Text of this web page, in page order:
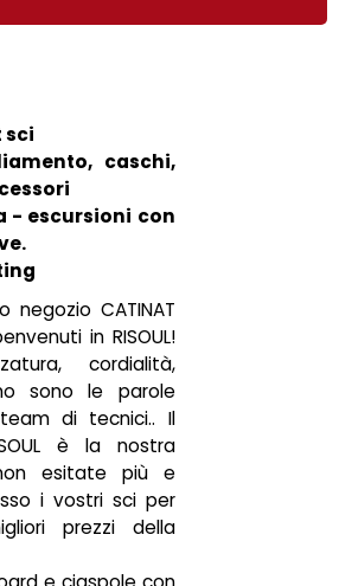
sci
caschi,
- escursioni con
negozio CATINAT
in RISOUL!
cordialità,
sono le parole
di tecnici.. Il
è la nostra
esitate più e
i vostri sci per
prezzi della